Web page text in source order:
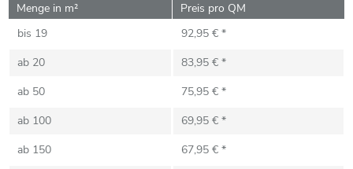
Menge in m²
Preis pro QM
bis 19
92,95 € *
ab 20
83,95 € *
ab 50
75,95 € *
ab 100
69,95 € *
ab 150
67,95 € *